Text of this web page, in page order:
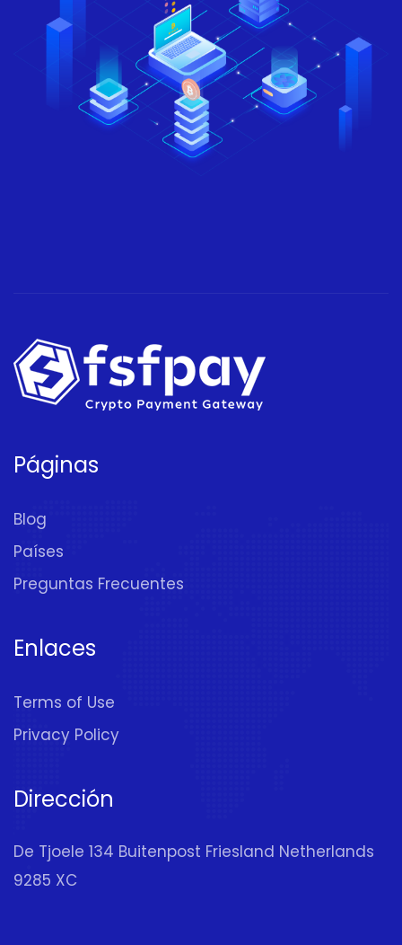
Páginas
Blog
Países
Preguntas Frecuentes
Enlaces
Terms of Use
Privacy Policy
Dirección
De Tjoele 134 Buitenpost Friesland Netherlands
9285 XC